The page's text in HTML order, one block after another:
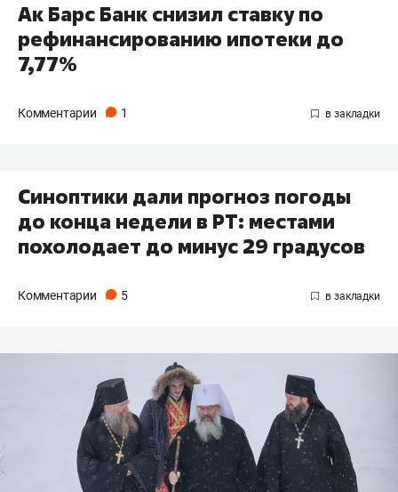
Ак Барс Банк снизил ставку по
рефинансированию ипотеки до
7,77%
Комментарии 1
Синоптики дали прогноз погоды
до конца недели в РТ: местами
похолодает до минус 29 градусов
Комментарии 5